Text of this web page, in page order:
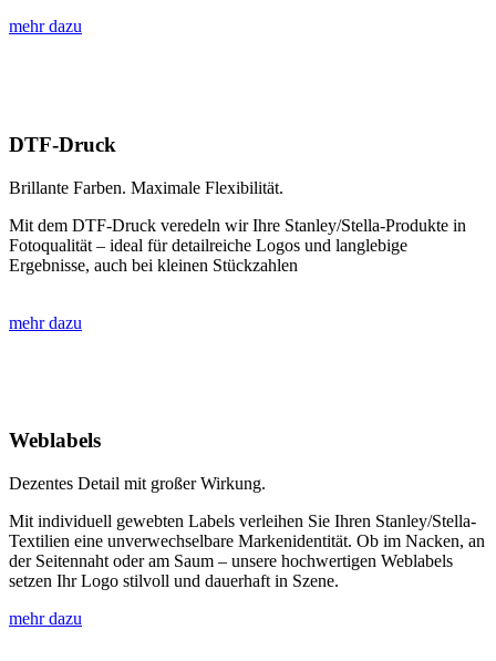
mehr dazu
DTF-Druck
Brillante Farben. Maximale Flexibilität.
Mit dem DTF-Druck veredeln wir Ihre Stanley/Stella-Produkte in
Fotoqualität – ideal für detailreiche Logos und langlebige
Ergebnisse, auch bei kleinen Stückzahlen
mehr dazu
Weblabels
Dezentes Detail mit großer Wirkung.
Mit individuell gewebten Labels verleihen Sie Ihren Stanley/Stella-
Textilien eine unverwechselbare Markenidentität. Ob im Nacken, an
der Seitennaht oder am Saum – unsere hochwertigen Weblabels
setzen Ihr Logo stilvoll und dauerhaft in Szene.
mehr dazu